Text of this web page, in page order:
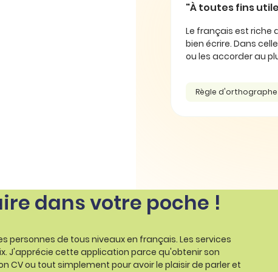
"À toutes fins
Le français est riche
bien écrire. Dans
ou les accorder au
Règle d'orthographe
dans votre poche !
personnes de tous niveaux en français. Les services
J'apprécie cette application parce qu'obtenir son
CV ou tout simplement pour avoir le plaisir de parler et